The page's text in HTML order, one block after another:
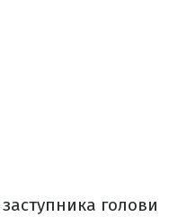
голови